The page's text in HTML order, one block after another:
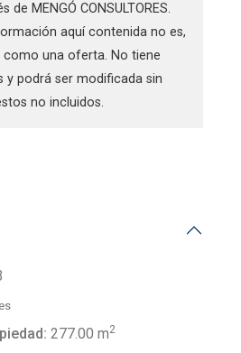
MENGÓ CONSULTORES.
aquí contenida no es,
como una oferta. No tiene
y podrá ser modificada sin
no incluidos.
277.00 m2